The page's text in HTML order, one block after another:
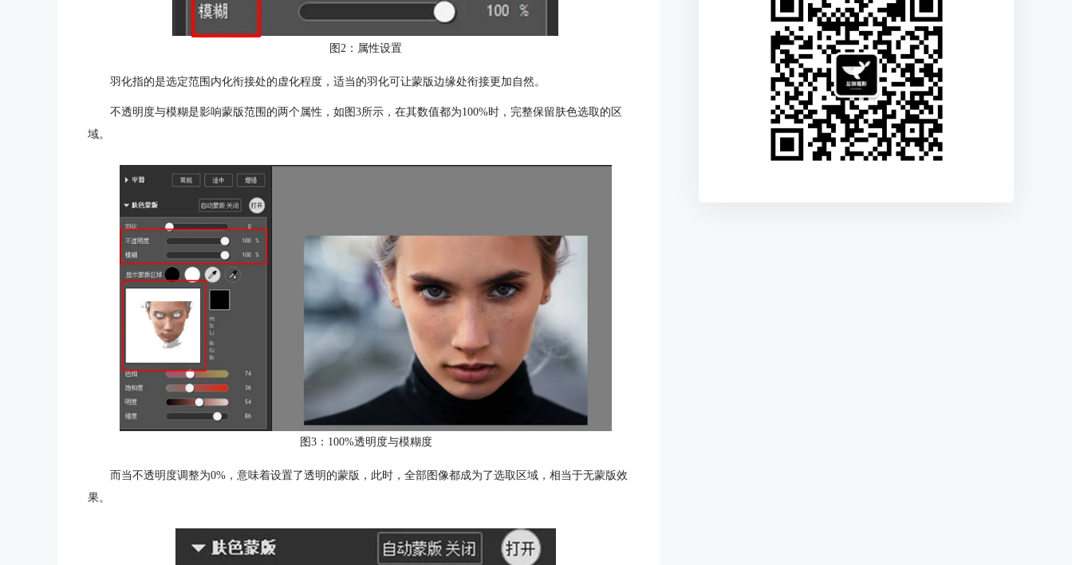
图2：属性设置
羽化指的是选定范围内化衔接处的虚化程度，适当的羽化可让蒙版边缘处衔接更加自然。
不透明度与模糊是影响蒙版范围的两个属性，如图3所示，在其数值都为100%时，完整保留肤色选取的区
域。
图3：100%透明度与模糊度
而当不透明度调整为0%，意味着设置了透明的蒙版，此时，全部图像都成为了选取区域，相当于无蒙版效
果。